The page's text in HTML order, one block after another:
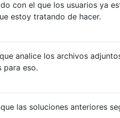
con el que los usuarios ya
estoy tratando de hacer.
analice los archivos
para eso.
las soluciones anteriores